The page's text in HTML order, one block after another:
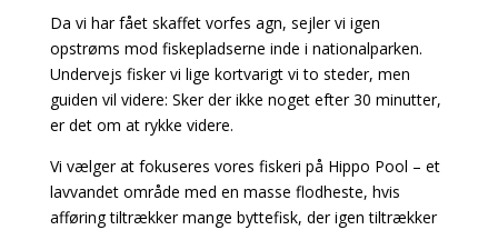
Da vi har fået skaffet vorfes agn, sejler vi igen
opstrøms mod fiskepladserne inde i nationalparken.
Undervejs fisker vi lige kortvarigt vi to steder, men
guiden vil videre: Sker der ikke noget efter 30 minutter,
er det om at rykke videre.
Vi vælger at fokuseres vores fiskeri på Hippo Pool – et
lavvandet område med en masse flodheste, hvis
afføring tiltrækker mange byttefisk, der igen tiltrækker